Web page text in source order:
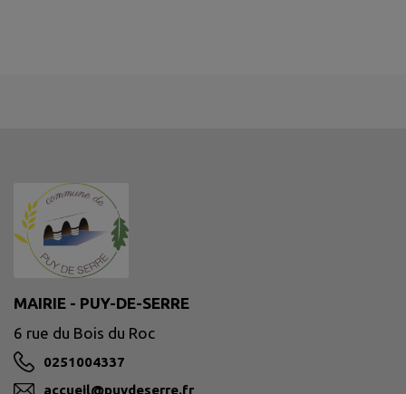
MAIRIE - PUY-DE-SERRE
6 rue du Bois du Roc
0251004337
accueil@puydeserre.fr